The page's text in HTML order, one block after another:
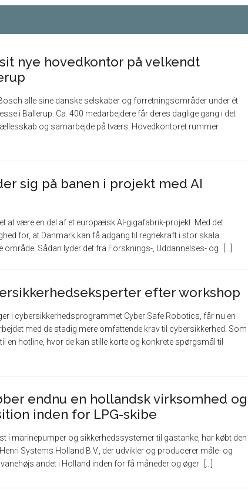
nye hovedkontor på velkendt
alle sine danske selskaber og forretningsområder under ét
i Ballerup. Ca. 400 medarbejdere får deres daglige gang i det
og samarbejde på tværs. Hovedkontoret rummer
sig på banen i projekt med AI
at være en del af et europæisk AI-gigafabrik-projekt. Med det
for, at Danmark kan få adgang til regnekraft i stor skala.
Sådan lyder det fra Forsknings-, Uddannelses- og
efter workshop
i cybersikkerhedsprogrammet Cyber Safe Robotics, får nu en
med de stadig mere omfattende krav til cybersikkerhed. Som
en hotline, hvor de kan stille korte og konkrete spørgsmål til
endnu en hollandsk virksomhed og
inden for LPG-skibe
i marinepumper og sikkerhedssystemer til gastanke, har købt den
Systems Holland B.V., der udvikler og producerer måle- og
andet i Holland inden for få måneder og øger